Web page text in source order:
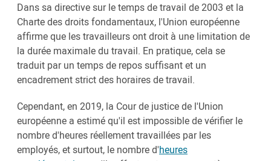
Dans sa directive sur le temps de travail de 2003 et la
Charte des droits fondamentaux, l'Union européenne
affirme que les travailleurs ont droit à une limitation de
la durée maximale du travail. En pratique, cela se
traduit par un temps de repos suffisant et un
encadrement strict des horaires de travail.
Cependant, en 2019, la Cour de justice de l'Union
européenne a estimé qu'il est impossible de vérifier le
nombre d'heures réellement travaillées par les
employés, et surtout, le nombre d'heures